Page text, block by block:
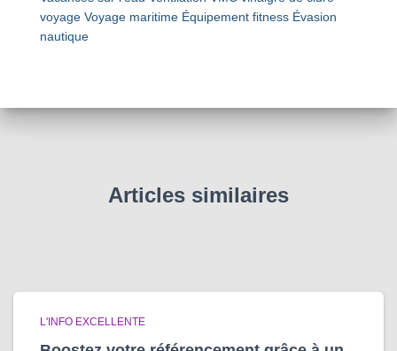
voyage Voyage maritime Équipement fitness Évasion
nautique
Articles similaires
L'INFO EXCELLENTE